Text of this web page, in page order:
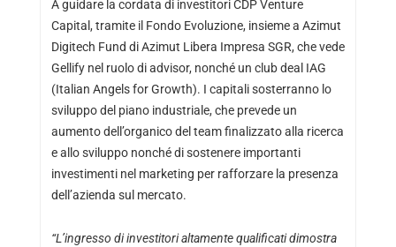
A guidare la cordata di investitori CDP Venture
Capital, tramite il Fondo Evoluzione, insieme a Azimut
Digitech Fund di Azimut Libera Impresa SGR, che vede
Gellify nel ruolo di advisor, nonché un club deal IAG
(Italian Angels for Growth). I capitali sosterranno lo
sviluppo del piano industriale, che prevede un
aumento dell’organico del team finalizzato alla ricerca
e allo sviluppo nonché di sostenere importanti
investimenti nel marketing per rafforzare la presenza
dell’azienda sul mercato.
“L’ingresso di investitori altamente qualificati dimostra